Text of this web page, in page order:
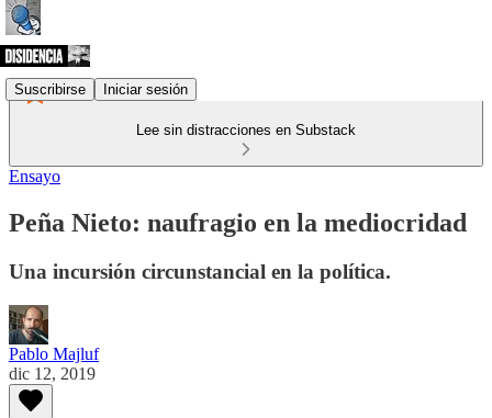
Suscribirse Iniciar sesión
Lee sin distracciones en Substack
Ensayo
Peña Nieto: naufragio en la mediocridad
Una incursión circunstancial en la política.
Pablo Majluf
dic 12, 2019